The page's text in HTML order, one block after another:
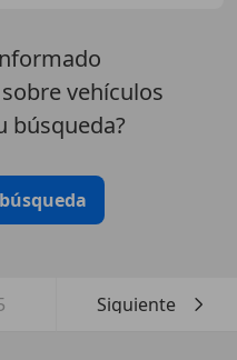
vehículos
búsqueda?
Siguiente